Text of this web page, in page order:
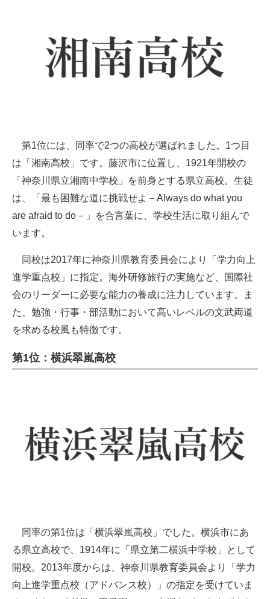
第1位には、同率で2つの高校が選ばれました。1つ目
は「湘南高校」です。藤沢市に位置し、1921年開校の
「神奈川県立湘南中学校」を前身とする県立高校。生徒
は、「最も困難な道に挑戦せよ－Always do what you
are afraid to do－」を合言葉に、学校生活に取り組んで
います。
同校は2017年に神奈川県教育委員会により「学力向上
進学重点校」に指定。海外研修旅行の実施など、国際社
会のリーダーに必要な能力の養成に注力しています。ま
た、勉強・行事・部活動において高いレベルの文武両道
を求める校風も特徴です。
第1位：横浜翠嵐高校
同率の第1位は「横浜翠嵐高校」でした。横浜市にあ
る県立高校で、1914年に「県立第二横浜中学校」として
開校。2013年度からは、神奈川県教育委員会より「学力
向上進学重点校（アドバンス校）」の指定を受けていま